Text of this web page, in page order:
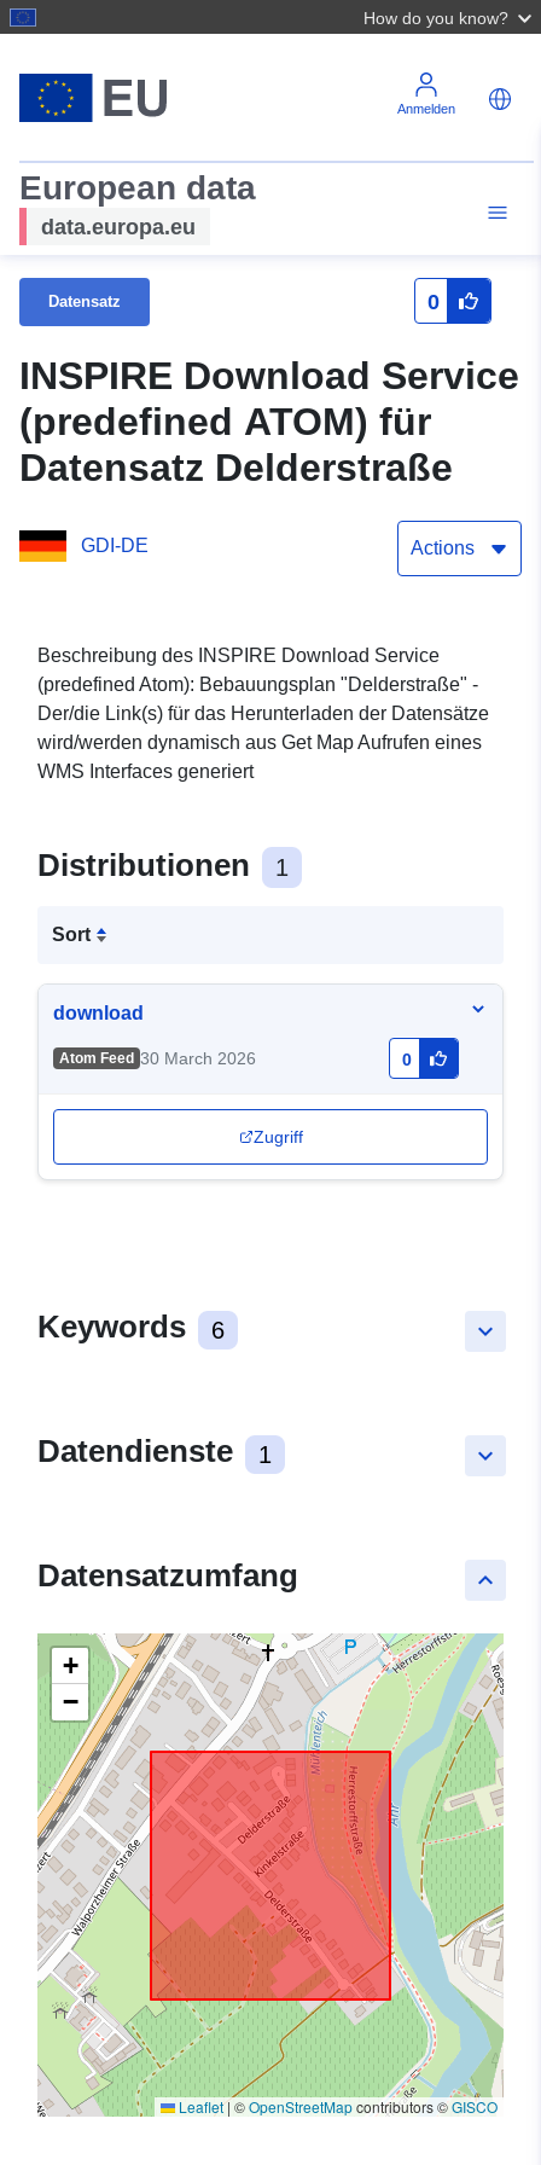
How do you know?
Anmelden
European data
data.europa.eu
Datensatz 0
INSPIRE Download Service
(predefined ATOM) für
Datensatz Delderstraße
GDI-DE Actions
Beschreibung des INSPIRE Download Service
(predefined Atom): Bebauungsplan "Delderstraße" -
Der/die Link(s) für das Herunterladen der Datensätze
wird/werden dynamisch aus Get Map Aufrufen eines
WMS Interfaces generiert
Distributionen 1
Sort
download
Atom Feed 30 March 2026 0
Zugriff
keyboard_arrow_down
Keywords 6
keyboard_arrow_down
Datendienste 1
keyboard_arrow_up
Datensatzumfang
+
−
Leaflet|©OpenStreetMapcontributors ©GISCO